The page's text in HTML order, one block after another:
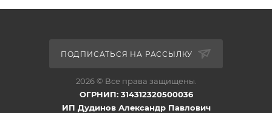
ПОДПИСАТЬСЯ НА РАССЫЛКУ
2026 © Все права защищены.
ОГРНИП: 314312320500036
ИП Дудинов Александр Павлович